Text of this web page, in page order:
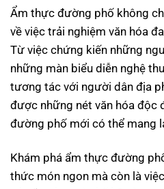
Ẩm thực đường phố không
về việc trải nghiệm văn hóa
Từ việc chứng kiến những
những màn biểu diễn nghệ
tương tác với người dân địa
được những nét văn hóa độc
đường phố mới có thể mang
Khám phá ẩm thực đường
thức món ngon mà còn là